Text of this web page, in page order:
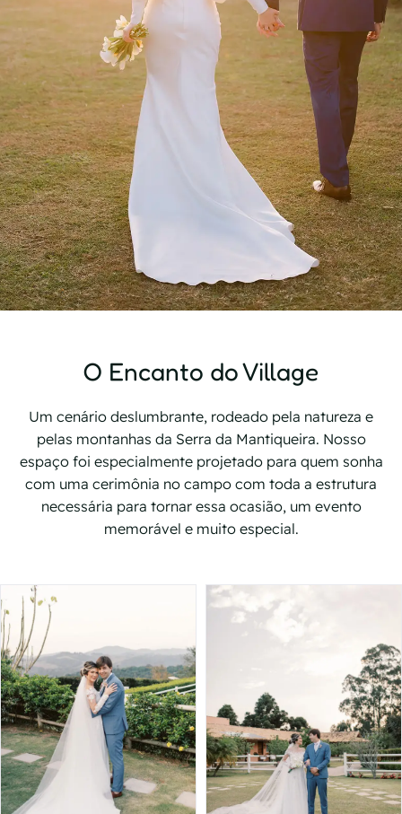
O Encanto do Village
Um cenário deslumbrante, rodeado pela natureza e
pelas montanhas da Serra da Mantiqueira. Nosso
espaço foi especialmente projetado para quem sonha
com uma cerimônia no campo com toda a estrutura
necessária para tornar essa ocasião, um evento
memorável e muito especial.